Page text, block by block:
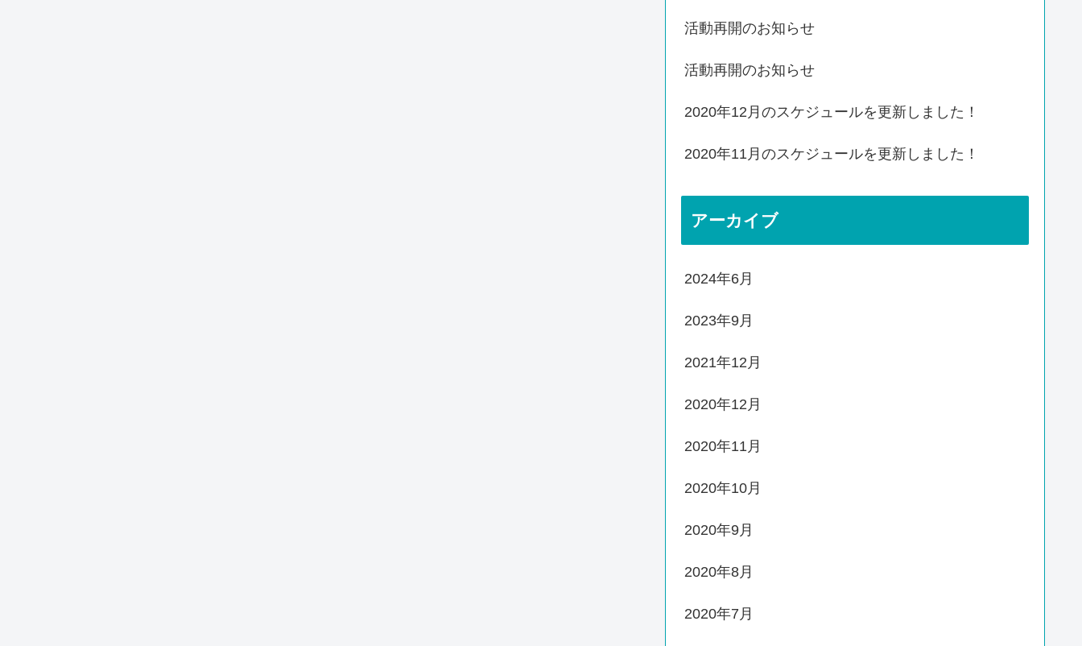
活動再開のお知らせ
活動再開のお知らせ
2020年12月のスケジュールを更新しました！
2020年11月のスケジュールを更新しました！
アーカイブ
2024年6月
2023年9月
2021年12月
2020年12月
2020年11月
2020年10月
2020年9月
2020年8月
2020年7月